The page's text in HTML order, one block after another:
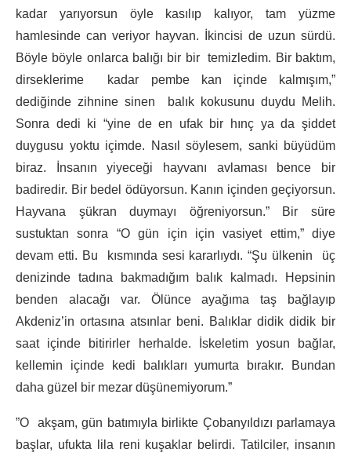
kadar yarıyorsun öyle kasılıp kalıyor, tam yüzme
hamlesinde can veriyor hayvan. İkincisi de uzun sürdü.
Böyle böyle onlarca balığı bir bir temizledim. Bir baktım,
dirseklerime kadar pembe kan içinde kalmışım,”
dediğinde zihnine sinen balık kokusunu duydu Melih.
Sonra dedi ki “yine de en ufak bir hınç ya da şiddet
duygusu yoktu içimde. Nasıl söylesem, sanki büyüdüm
biraz. İnsanın yiyeceği hayvanı avlaması bence bir
badiredir. Bir bedel ödüyorsun. Kanın içinden geçiyorsun.
Hayvana şükran duymayı öğreniyorsun.” Bir süre
sustuktan sonra “O gün için için vasiyet ettim,” diye
devam etti. Bu kısmında sesi kararlıydı. “Şu ülkenin üç
denizinde tadına bakmadığım balık kalmadı. Hepsinin
benden alacağı var. Ölünce ayağıma taş bağlayıp
Akdeniz’in ortasına atsınlar beni. Balıklar didik didik bir
saat içinde bitirirler herhalde. İskeletim yosun bağlar,
kellemin içinde kedi balıkları yumurta bırakır. Bundan
daha güzel bir mezar düşünemiyorum.”
”O akşam, gün batımıyla birlikte Çobanyıldızı parlamaya
başlar, ufukta lila reni kuşaklar belirdi. Tatilciler, insanın